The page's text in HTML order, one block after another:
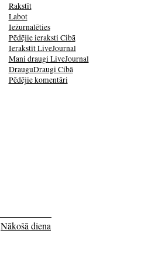
Rakstīt
Labot
Iežurnalēties
Pēdējie ieraksti Cibā
Ierakstīt LiveJournal
Mani draugi LiveJournal
DrauguDraugi Cibā
Pēdējie komentāri
Nākošā diena